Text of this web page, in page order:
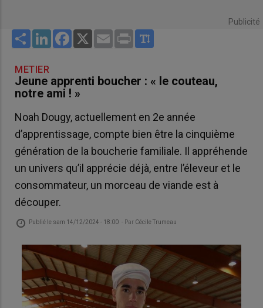
Publicité
Share LinkedInFacebook
X Email Print
METIER
Jeune apprenti boucher : « le couteau,
notre ami ! »
Noah Dougy, actuellement en 2e année
d’apprentissage, compte bien être la cinquième
génération de la boucherie familiale. Il appréhende
un univers qu’il apprécie déjà, entre l’éleveur et le
consommateur, un morceau de viande est à
découper.
Publié le sam 14/12/2024 - 18:00 - Par Cécile Trumeau